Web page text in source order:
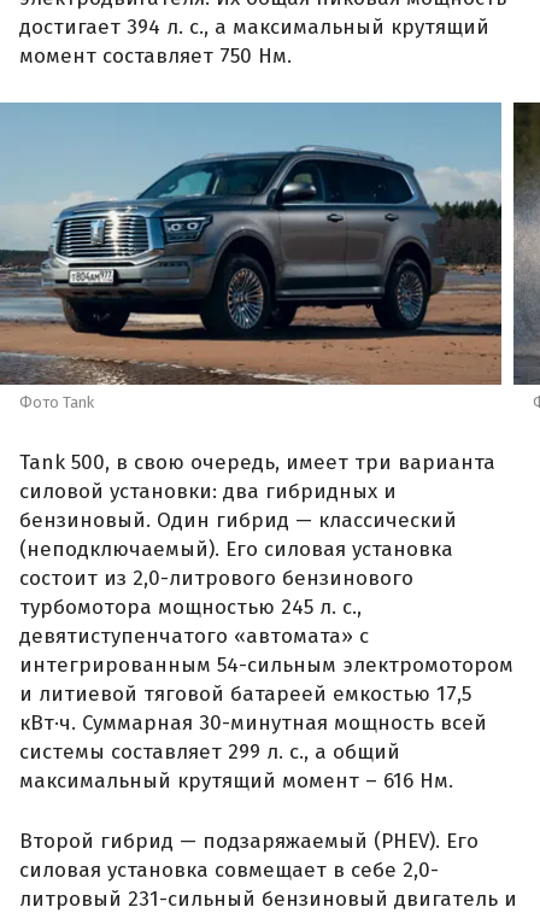
достигает 394 л. с., а максимальный крутящий
момент составляет 750 Нм.
Фото Tank
Tank 500, в свою очередь, имеет три варианта
силовой установки: два гибридных и
бензиновый. Один гибрид — классический
(неподключаемый). Его силовая установка
состоит из 2,0-литрового бензинового
турбомотора мощностью 245 л. с.,
девятиступенчатого «автомата» с
интегрированным 54-сильным электромотором
и литиевой тяговой батареей емкостью 17,5
кВт·ч. Суммарная 30-минутная мощность всей
системы составляет 299 л. с., а общий
максимальный крутящий момент – 616 Нм.
Второй гибрид — подзаряжаемый (PHEV). Его
силовая установка совмещает в себе 2,0-
литровый 231-сильный бензиновый двигатель и